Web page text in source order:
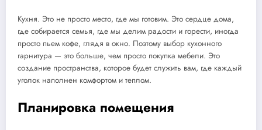
Кухня. Это не просто место, где мы готовим. Это сердце дома,
где собирается семья, где мы делим радости и горести, иногда
просто пьем кофе, глядя в окно. Поэтому выбор кухонного
гарнитура — это больше, чем просто покупка мебели. Это
создание пространства, которое будет служить вам, где каждый
уголок наполнен комфортом и теплом.
Планировка помещения